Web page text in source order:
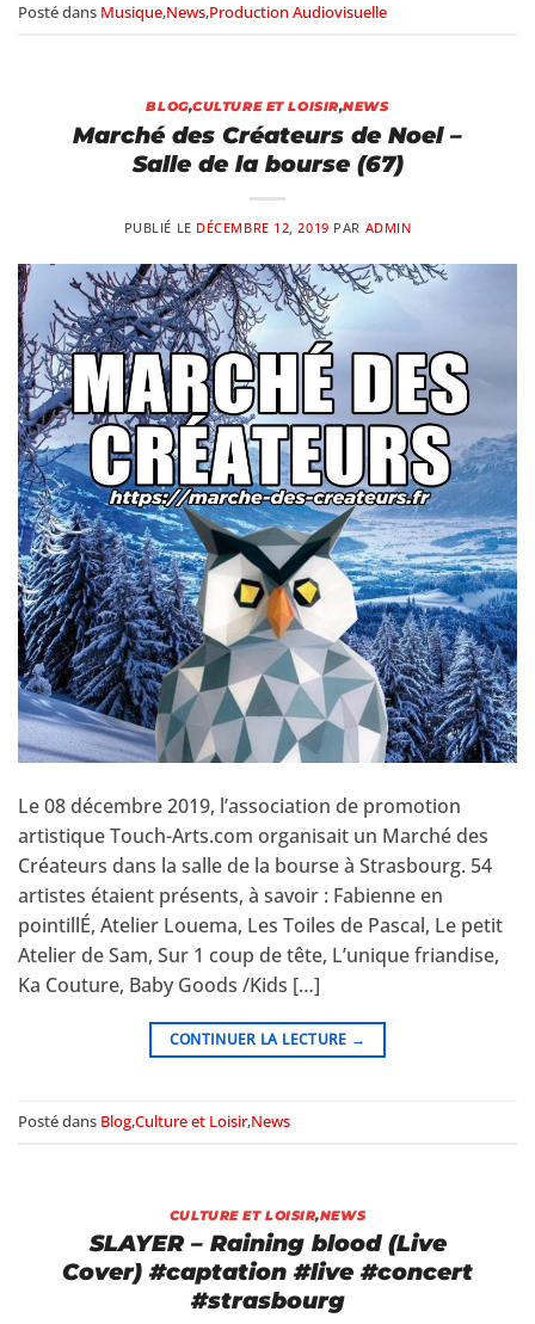
Posté dans Musique,News,Production Audiovisuelle
BLOG,CULTURE ET LOISIR,NEWS
Marché des Créateurs de Noel –
Salle de la bourse (67)
PUBLIÉ LE DÉCEMBRE 12, 2019 PAR ADMIN
Le 08 décembre 2019, l’association de promotion
artistique Touch-Arts.com organisait un Marché des
Créateurs dans la salle de la bourse à Strasbourg. 54
artistes étaient présents, à savoir : Fabienne en
pointillÉ, Atelier Louema, Les Toiles de Pascal, Le petit
Atelier de Sam, Sur 1 coup de tête, L’unique friandise,
Ka Couture, Baby Goods /Kids […]
CONTINUER LA LECTURE →
Posté dans Blog,Culture et Loisir,News
CULTURE ET LOISIR,NEWS
SLAYER – Raining blood (Live
Cover) #captation #live #concert
#strasbourg